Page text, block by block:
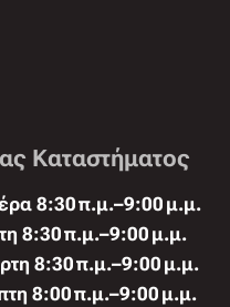
Καταστήματος
8:30 π.μ.–9:00 μ.μ.
8:30 π.μ.–9:00 μ.μ.
8:30 π.μ.–9:00 μ.μ.
8:00 π.μ.–9:00 μ.μ.